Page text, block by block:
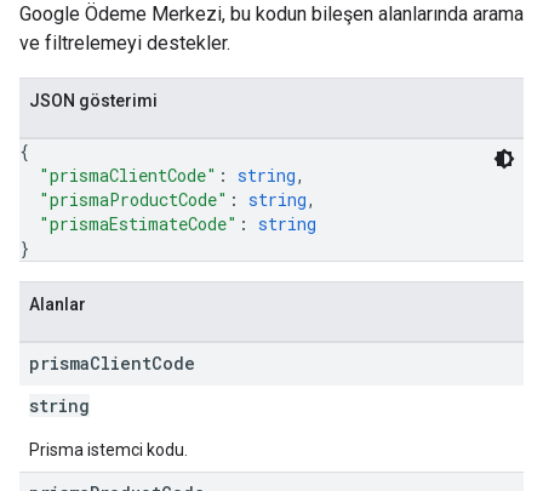
Google Ödeme Merkezi, bu kodun bileşen alanlarında arama
ve filtrelemeyi destekler.
JSON gösterimi
{
"prismaClientCode" : string,
"prismaProductCode" : string,
"prismaEstimateCode" : string
}
Alanlar
prismaClientCode
string
Prisma istemci kodu.